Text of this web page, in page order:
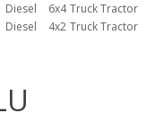
Diesel 6x4 Truck Tractor
Diesel 4x2 Truck Tractor